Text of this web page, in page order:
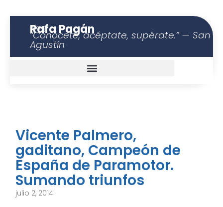
Rafa Pagán
Blog
“Conócete, acéptate, supérate.” — San
Agustín
Vicente Palmero,
gaditano, Campeón de
España de Paramotor.
Sumando triunfos
julio 2, 2014